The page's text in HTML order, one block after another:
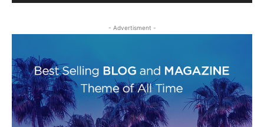
- Advertisment -